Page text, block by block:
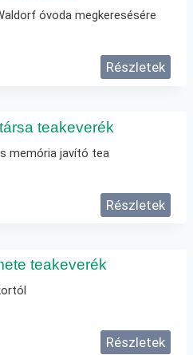
óvoda megkeresésére
Részletek
teakeverék
memória javító tea
Részletek
teakeverék
Részletek